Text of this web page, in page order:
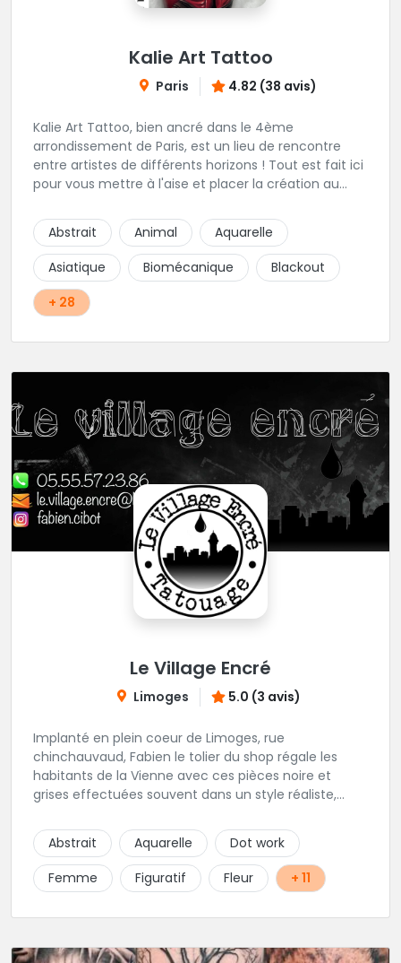
Kalie Art Tattoo
Paris 4.82 (38 avis)
Kalie Art Tattoo, bien ancré dans le 4ème
arrondissement de Paris, est un lieu de rencontre
entre artistes de différents horizons ! Tout est fait ici
pour vous mettre à l'aise et placer la création au
Abstrait
Animal
Aquarelle
Asiatique
Biomécanique
Blackout
+ 28
Le Village Encré
Limoges 5.0 (3 avis)
Implanté en plein coeur de Limoges, rue
chinchauvaud, Fabien le tolier du shop régale les
habitants de la Vienne avec ces pièces noire et
grises effectuées souvent dans un style réaliste,
pas cet excellent tatoueur. Le studio a été pensé
pour vous mettre à l'aise dés votre entrée, accueil,
décor, sourire et bien sur, une hygiène irréprochable.
Une très belle adresse dans cette belle ville de
Abstrait Aquarelle
Dot work
Femme
Figuratif Fleur + 11